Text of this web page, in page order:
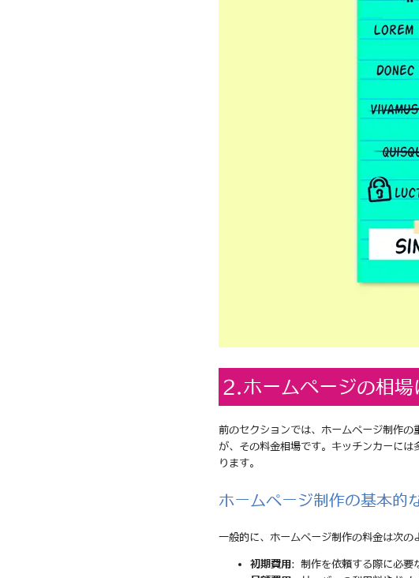
2.ホームページの相場
前のセクションでは、ホームページ制作
が、その料金相場です。キッチンカーに
ります。
ホームページ制作の基本的
一般的に、ホームページ制作の料金は次の
初期費用 : 制作を依頼する際に必要